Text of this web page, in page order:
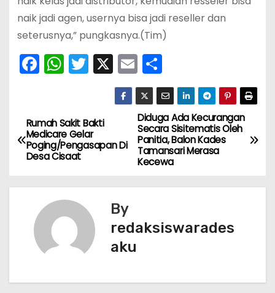
naik jadi agen, usernya bisa jadi reseller dan
seterusnya,” pungkasnya.(Tim)
F
a
e
b
o
o
k
W
h
ts
A
p
p
T
w
er
X E
m
ai
l
S
h
ar
e
N
a
s
Diduga Ada Kecurangan
Secara Sisitematis Oleh
Panitia, Balon Kades
Tamansari Merasa
Kecewa
Rumah Sakit Bakti
Medicare Gelar
Poging/Pengasapan Di
Desa Cisaat
By
redaksiswarades
aku